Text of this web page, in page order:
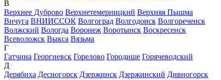
В
Верхнее Дуброво Верхнетемерницкий Верхняя Пышма
Вичуга ВНИИССОК Волгоград Волгодонск Волгореченск
Волжский Вологда Воронеж Воротынск Воскресенск
Всеволожск Выкса Вязьма
Г
Гатчина Георгиевск Горелово Городище Горячеводский
Д
Дерябиха Десногорск Дзержинск Дзержинский Дивногорск